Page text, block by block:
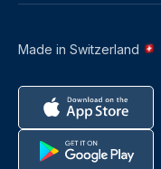
Made in Switzerland